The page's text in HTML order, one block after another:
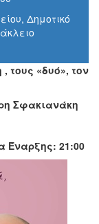
Δημοτικό
τους «δυό», τον
Σφακιανάκη
Έναρξης: 21:00